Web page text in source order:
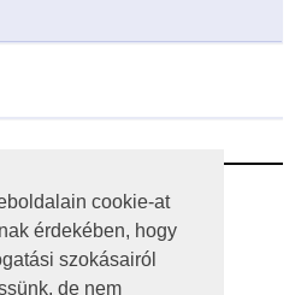
cookie-at
érdekében, hogy
szokásairól
de nem